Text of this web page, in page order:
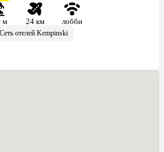
м 24 км
лобби
Сеть отелей Kempinski